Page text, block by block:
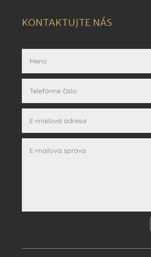
KONTAKTUJTE NÁS